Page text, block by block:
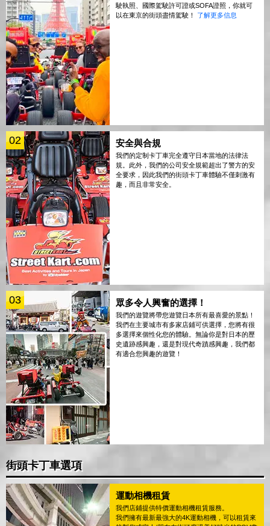
駛執照、國際駕駛許可證或SOFA證照，你就可
以在東京的街頭盡情駕駛！ 了解更多信息
02 安全與合規
我們的定制卡丁車完全遵守日本當地的法律法
規。此外，我們的公司安全規範超出了警方的安
全要求，因此我們的街頭卡丁車體驗不僅刺激有
趣，而且非常安全。
03 眾多令人興奮的選擇！
我們的遊覽將帶您遊覽日本所有最喜愛的景點！
我們在主要城市有多家店鋪可供選擇，您將有很
多選擇來個性化您的體驗。無論你是對日本的歷
史遺跡感興趣，還是對現代奇蹟感興趣，我們都
有適合您興趣的遊覽！
街頭卡丁車選項
運動相機租賃
我們店鋪提供特價運動相機租賃服務。
我們擁有最新最強大的4K運動相機，可以租賃來